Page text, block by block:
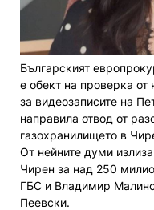
Българският
е обект на проверка
за видеозаписите на
направила отвод от
газохранилището в
От нейните думи
Чирен за над 250
ГБС и Владимир
Пеевски.